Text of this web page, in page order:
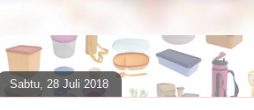
Sabtu, 28 Juli 2018